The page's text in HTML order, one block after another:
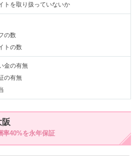
トを取り扱っていないか
の数
トの数
金の有無
の有無
阪
率40%を永年保証